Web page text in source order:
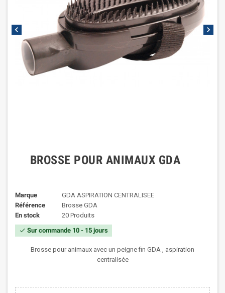
chevron_left chevron_right
BROSSE POUR ANIMAUX GDA
Marque
GDA ASPIRATION CENTRALISEE
Référence
Brosse GDA
En stock
20 Produits
check Sur commande 10 - 15 jours
Brosse pour animaux avec un peigne fin GDA , aspiration
centralisée